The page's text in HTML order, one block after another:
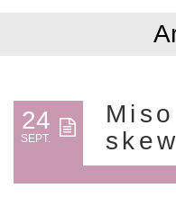
24
SEPT.